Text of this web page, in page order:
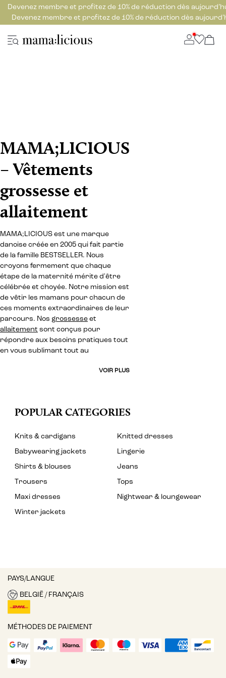
Devenez membre et profitez de 10% de réduction dès
Devenez membre et profitez de 10% de réduction dès
MAMA;LICIOUS
– Vêtements
grossesse et
allaitement
MAMA;LICIOUS est une marque
danoise créée en 2005 qui fait partie
de la famille BESTSELLER. Nous
croyons fermement que chaque
étape de la maternité mérite d'être
célébrée et choyée. Notre mission est
de vêtir les mamans pour chacun de
ces moments extraordinaires de leur
parcours. Nos grossesse et
allaitement sont conçus pour
répondre aux besoins pratiques tout
en vous sublimant tout au
VOIR PLUS
POPULAR CATEGORIES
Knits & cardigans
Knitted dresses
Babywearing jackets
Lingerie
Shirts & blouses
Jeans
Trousers
Tops
Maxi dresses
Nightwear & loungewear
Winter jackets
PAYS/LANGUE
BELGIË / FRANÇAIS
MÉTHODES DE PAIEMENT